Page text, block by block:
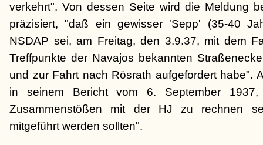
verkehrt". Von dessen Seite wird die Meldung
präzisiert, "daß ein gewisser 'Sepp' (35-40
NSDAP sei, am Freitag, den 3.9.37, mit dem
Treffpunkte der Navajos bekannten
und zur Fahrt nach Rösrath aufgefordert habe".
in seinem Bericht vom 6. September
Zusammenstößen mit der HJ zu rechnen
mitgeführt werden sollten".